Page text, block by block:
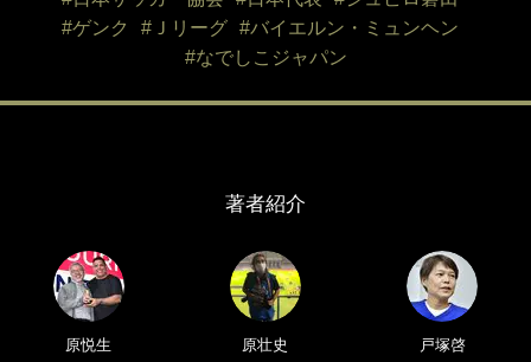
#ゲンク
#Ｊリーグ
#バイエルン・ミュンヘン
#なでしこジャパン
著者紹介
原悦生 原壮史 戸塚啓